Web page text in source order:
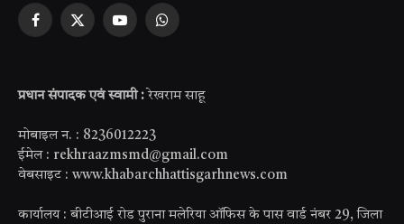
Facebook
X
YouTubeWhatsApp
प्रधान संपादक एवं स्वामी : रेखराम साहू
मोबाइल न. : 8236012223
ईमेल : rekhraazmsmd@gmail.com
वेबसाइट : www.khabarchhattisgarhnews.com
कार्यालय : बीटीआई रोड पुराना मलेरिया ऑफिस के पास वार्ड नंबर 29, जिला